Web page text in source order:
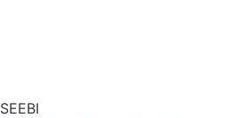
SEEBI